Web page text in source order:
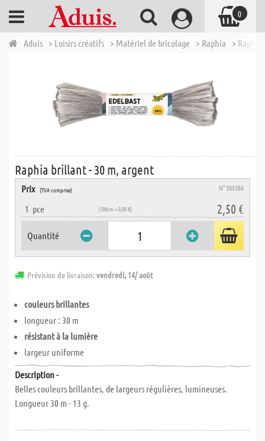
Aduis > Loisirs créatifs > Matériel de bricolage > Raphia >
Raphia brillant - 30 m, argent
Prix (TVA comprise) N° 305386
1 pce (100cm = 0,08 €) 2,50 €
Quantité
Prévision de livraison:vendredi, 14/ août
couleurs brillantes
longueur : 30 m
résistant à la lumière
largeur uniforme
Description -
Belles couleurs brillantes, de largeurs régulières, lumineuses.
Longueur 30 m - 13 g.
0